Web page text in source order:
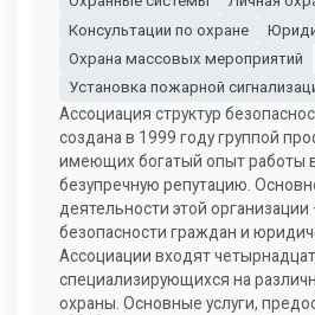
Консультации по охране
Охрана массовых мероприятий
Установка пожарной
Ассоциация структур
создана в 1999 году группой
имеющих богатый опыт работы
безупречную репутацию.
деятельности этой
безопасности граждан и
Ассоциации входят
специализирующихся на
охраны. Основные услуги,